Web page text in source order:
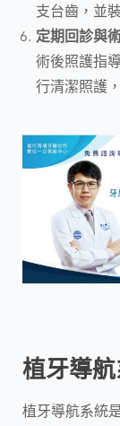
支台齒，並
定期回診與
術後照護指
行清潔照護
植牙導
植牙導航系統